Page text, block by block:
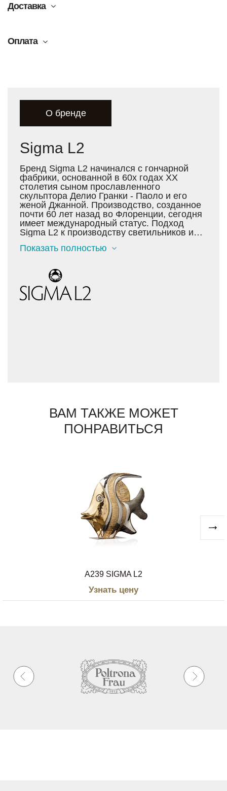
Доставка
Оплата
О бренде
Sigma L2
Бренд Sigma L2 начинался с гончарной
фабрики, основанной в 60х годах XX
столетия сыном прославленного
скульптора Делио Гранки - Паоло и его
женой Джанной. Производство, созданное
почти 60 лет назад во Флоренции, сегодня
имеет международный статус. Подход
Sigma L2 к производству светильников и
неизменном следовании культуре и
исследованиям всегда приводит мастеров
фабрики к новым, интересным открытиям.
Сегодня они используют множество самых
разнородных материалов: хрусталь,
Показать полностью
ВАМ ТАКЖЕ МОЖЕТ
ПОНРАВИТЬСЯ
A239 SIGMA L2
Узнать цену